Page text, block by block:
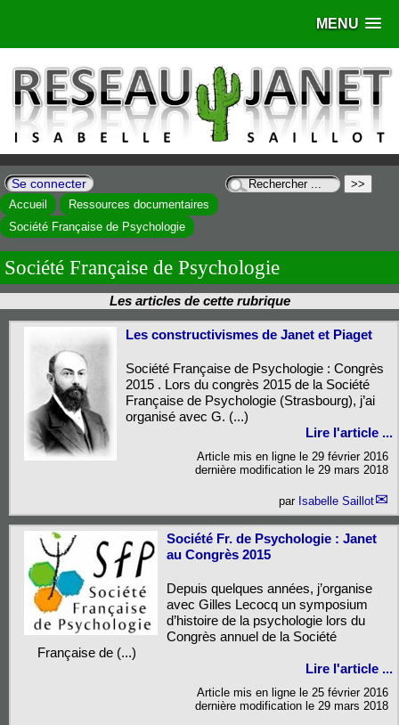
MENU
Se connecter
Accueil
Ressources documentaires
Société Française de Psychologie
Société Française de Psychologie
Les articles de cette rubrique
Les constructivismes de Janet et Piaget
Société Française de Psychologie : Congrès
2015 . Lors du congrès 2015 de la Société
Française de Psychologie (Strasbourg), j’ai
organisé avec G. (...)
Lire l'article ...
Article mis en ligne le 29 février 2016
dernière modification le 29 mars 2018
par Isabelle Saillot
Société Fr. de Psychologie : Janet
au Congrès 2015
Depuis quelques années, j’organise
avec Gilles Lecocq un symposium
d’histoire de la psychologie lors du
Congrès annuel de la Société
Française de (...)
Lire l'article ...
Article mis en ligne le 25 février 2016
dernière modification le 29 mars 2018